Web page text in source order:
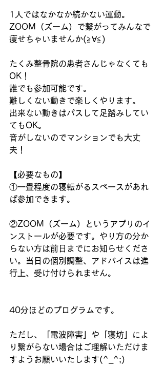
1人ではなかなか続かない運動。
ZOOM（ズーム）で繋がってみんなで
痩せちゃいませんか(≧∀≦)
たくみ整骨院の患者さんじゃなくても
OK！
誰でも参加可能です。
難しくない動きで楽しくやります。
出来ない動きはパスして足踏みしてい
てもOK。
音がしないのでマンションでも大丈
夫！
【必要なもの】
①一畳程度の寝転がるスペースがあれ
ば参加できます。
②ZOOM（ズーム）というアプリのイ
ンストールが必要です。やり方の分か
らない方は前日までにお知らせくださ
い。当日の個別調整、アドバイスは進
行上、受け付けられません。
40分ほどのプログラムです。
ただし、「電波障害」や「寝坊」によ
り繋がらない場合はご理解いただけま
すようお願いいたします(^_^;)